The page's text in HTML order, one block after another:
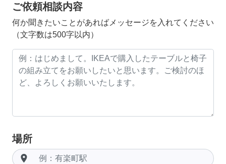
ご依頼相談内容
何か聞きたいことがあればメッセージを入れてください
（文字数は500字以内）
場所
room